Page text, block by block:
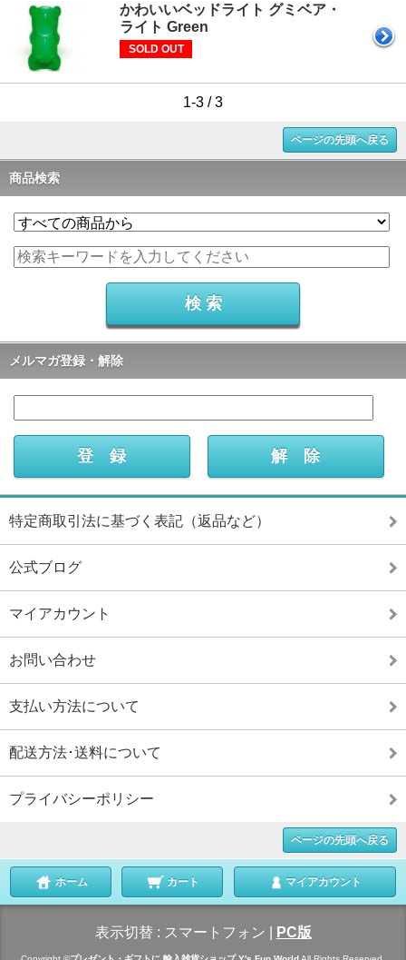
かわいいベッドライト グミベア・
ライト Green
SOLD OUT
1-3 / 3
ページの先頭へ戻る
商品検索
メルマガ登録・解除
特定商取引法に基づく表記（返品など）
公式ブログ
マイアカウント
お問い合わせ
支払い方法について
配送方法･送料について
プライバシーポリシー
ページの先頭へ戻る
ホーム カート マイアカウント
表示切替 : スマートフォン PC版